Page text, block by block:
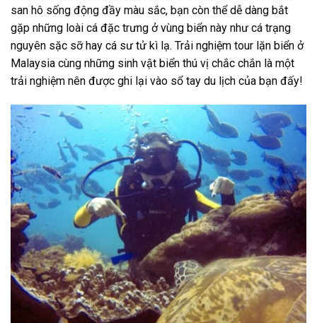
san hô sống động đầy màu sắc, bạn còn thể dễ dàng bắt
gặp những loài cá đặc trưng ở vùng biển này như cá trạng
nguyên sặc sỡ hay cá sư tử kì lạ. Trải nghiệm tour lặn biển ở
Malaysia cùng những sinh vật biển thú vị chắc chắn là một
trải nghiệm nên được ghi lại vào sổ tay du lịch của bạn đấy!